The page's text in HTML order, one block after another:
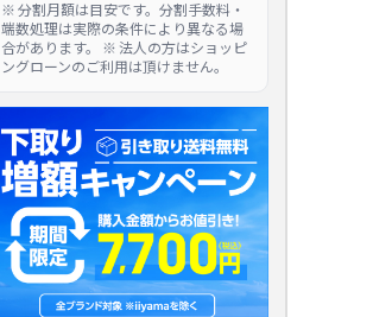
※ 分割月額は目安です。分割手数料・
端数処理は実際の条件により異なる場
合があります。 ※ 法人の方はショッピ
ングローンのご利用は頂けません。